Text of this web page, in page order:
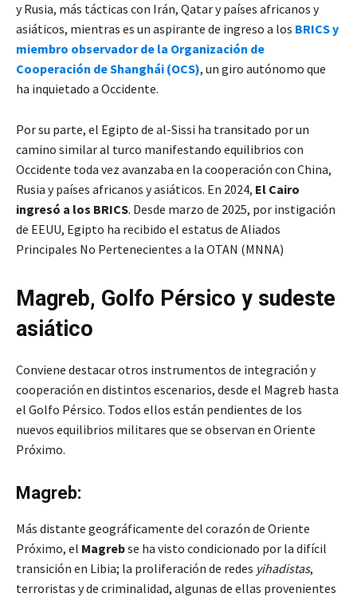
y Rusia, más tácticas con Irán, Qatar y países africanos y
asiáticos, mientras es un aspirante de ingreso a los BRICS y
miembro observador de la Organización de
Cooperación de Shanghái (OCS), un giro autónomo que
ha inquietado a Occidente.
Por su parte, el Egipto de al-Sissi ha transitado por un
camino similar al turco manifestando equilibrios con
Occidente toda vez avanzaba en la cooperación con China,
Rusia y países africanos y asiáticos. En 2024, El Cairo
ingresó a los BRICS. Desde marzo de 2025, por instigación
de EEUU, Egipto ha recibido el estatus de Aliados
Principales No Pertenecientes a la OTAN (MNNA)
Magreb, Golfo Pérsico y sudeste
asiático
Conviene destacar otros instrumentos de integración y
cooperación en distintos escenarios, desde el Magreb hasta
el Golfo Pérsico. Todos ellos están pendientes de los
nuevos equilibrios militares que se observan en Oriente
Próximo.
Magreb:
Más distante geográficamente del corazón de Oriente
Próximo, el Magrebse ha visto condicionado por la difícil
transición en Libia; la proliferación de redes yihadistas,
terroristas y de criminalidad, algunas de ellas provenientes